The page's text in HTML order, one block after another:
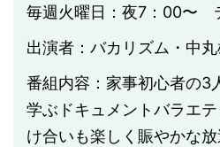
毎週火曜日：夜7：00〜
出演者：バカリズム・中
番組内容：家事初心者の3
学ぶドキュメントバラエ
け合いも楽しく賑やかな放